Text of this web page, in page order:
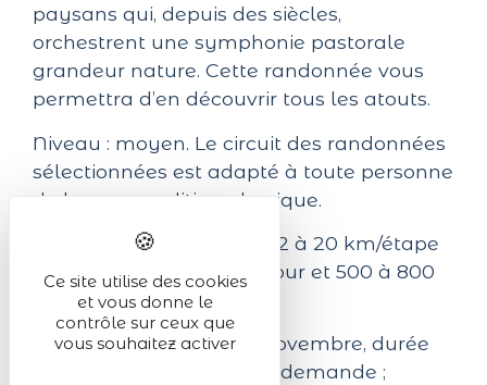
paysans qui, depuis des siècles,
orchestrent une symphonie pastorale
grandeur nature. Cette randonnée vous
permettra d’en découvrir tous les atouts.
Niveau : moyen. Le circuit des randonnées
sélectionnées est adapté à toute personne
de bonne condition physique.
Durée des randonnées : 12 à 20 km/étape
soit 4h à 6h de marche/jour et 500 à 800
m de dénivelé.
Dates de mi mars à mi novembre, durée
du séjour modulable sur demande ;
Ce site utilise des cookies
et vous donne le
contrôle sur ceux que
vous souhaitez activer